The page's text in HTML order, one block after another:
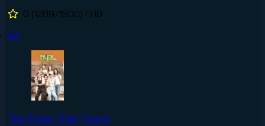
0 (1209/1500) FHD
#2
Thử Thách Thần Tượng